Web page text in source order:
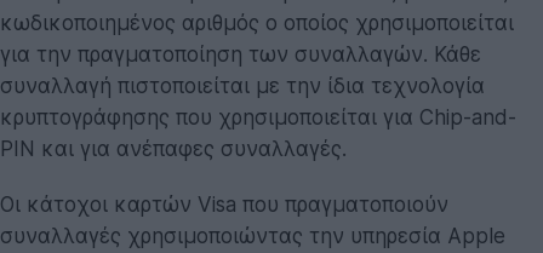
κωδικοποιημένος αριθμός ο οποίος χρησιμοποιείται
για την πραγματοποίηση των συναλλαγών. Κάθε
συναλλαγή πιστοποιείται με την ίδια τεχνολογία
κρυπτογράφησης που χρησιμοποιείται για Chip-and-
PIN και για ανέπαφες συναλλαγές.
Οι κάτοχοι καρτών Visa που πραγματοποιούν
συναλλαγές χρησιμοποιώντας την υπηρεσία Apple